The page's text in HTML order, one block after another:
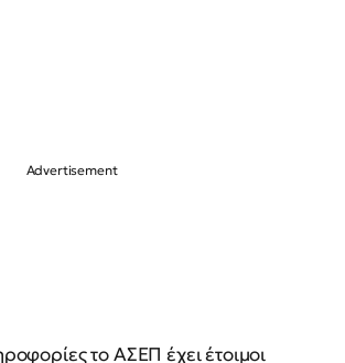
το ΑΣΕΠ έχει έτοιμοι